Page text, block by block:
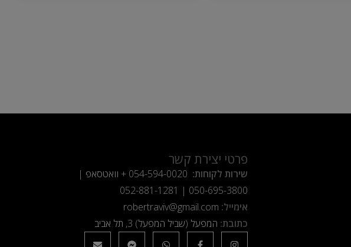
פרטי יצירת קשר
שירות לקוחות: 054-594-0020 + וואטסאפ |
050-695-3800
|
052-881-1281
אימייל: robertraviv@gmail.com
כתובת: המפעל (שביל המפעל) 3, תל אביב